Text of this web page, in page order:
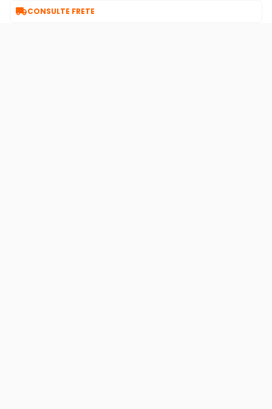
CONSULTE FRETE